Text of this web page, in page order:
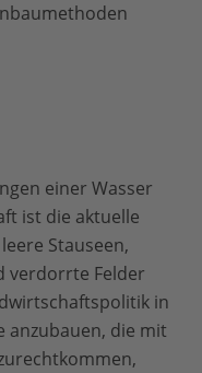
einer Wasser
ist die aktuelle
leere Stauseen,
verdorrte Felder
in
anzubauen, die mit